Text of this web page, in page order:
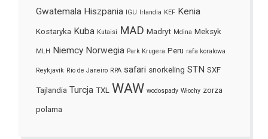
Gwatemala Hiszpania IGU Irlandia KEF Kenia
Kostaryka Kuba Kutaisi MAD Madryt Mdina Meksyk
MLH Niemcy Norwegia Park Krugera Peru rafa koralowa
Reykjavík Rio de Janeiro RPA safari snorkeling STN SXF
Tajlandia Turcja TXL WAW wodospady Włochy zorza
polarna